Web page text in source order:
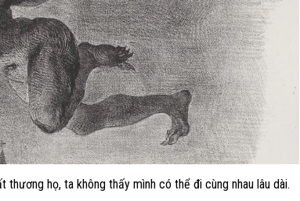
họ, ta không thấy mình có thể đi cùng nhau lâu dài.